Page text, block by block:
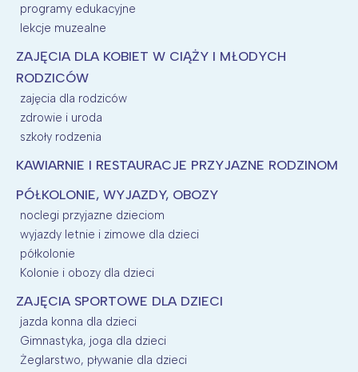
programy edukacyjne
lekcje muzealne
ZAJĘCIA DLA KOBIET W CIĄŻY I MŁODYCH
RODZICÓW
zajęcia dla rodziców
zdrowie i uroda
szkoły rodzenia
KAWIARNIE I RESTAURACJE PRZYJAZNE RODZINOM
PÓŁKOLONIE, WYJAZDY, OBOZY
noclegi przyjazne dzieciom
wyjazdy letnie i zimowe dla dzieci
półkolonie
Kolonie i obozy dla dzieci
ZAJĘCIA SPORTOWE DLA DZIECI
jazda konna dla dzieci
Gimnastyka, joga dla dzieci
Żeglarstwo, pływanie dla dzieci